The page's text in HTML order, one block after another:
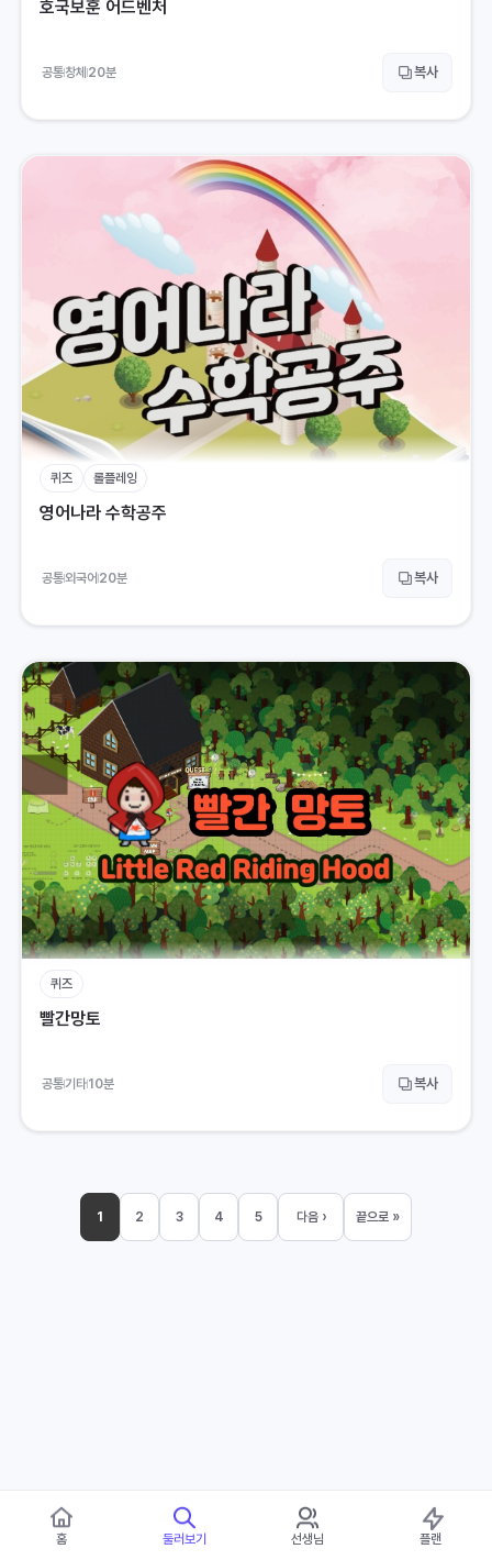
홈 둘러보기 선생님 플랜
호국보훈 어드벤처
공통창체 20분 복사
퀴즈 롤플레잉
영어나라 수학공주
공통외국어 20분 복사
퀴즈
빨간망토
공통기타10분 복사
1 2 3 4 5 다음 › 끝으로 »